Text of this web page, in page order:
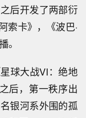
后开发了两部衍
索卡》，《波巴·
。
球大战VI：绝地
后，第一秩序出
银河系外围的孤